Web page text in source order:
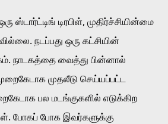
ஸ்டார்ட்டிங் டிரபிள், முதிர்ச்சியின்மை
நடப்பது ஒரு கட்சியின்
நாடகத்தை வைத்து பின்னால்
முதலீடு செய்யப்பட்ட
பல மடங்குகளில் எடுக்கிற
போகப் போக இவர்களுக்கு